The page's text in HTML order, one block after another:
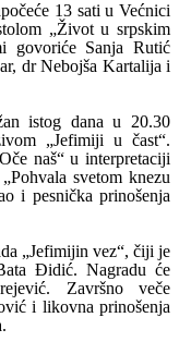
13 sati u Većnici
„Život u srpskim
govoriće Sanja Rutić
dr Nebojša Kartalija i
istog dana u 20.30
„Jefimiji u čast“.
naš“ u interpretaciji
svetom knezu
i pesnička prinošenja
„Jefimijin vez“, čiji je
Đidić. Nagradu će
Završno veče
i likovna prinošenja